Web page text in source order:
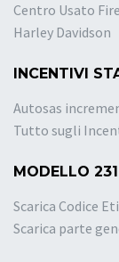
Centro Usato
Harley Davidson
INCENTIVI
Autosas
Tutto sugli
MODELLO
Scarica Codice
Scarica parte